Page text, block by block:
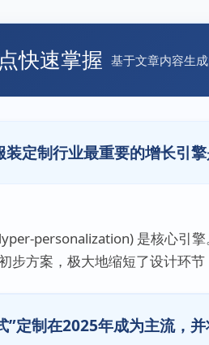
快速掌握 基于文章内容生
定制行业最重要的增长引擎
personalization) 是核心引
步方案，极大地缩短了设计环
”定制在2025年成为主流，